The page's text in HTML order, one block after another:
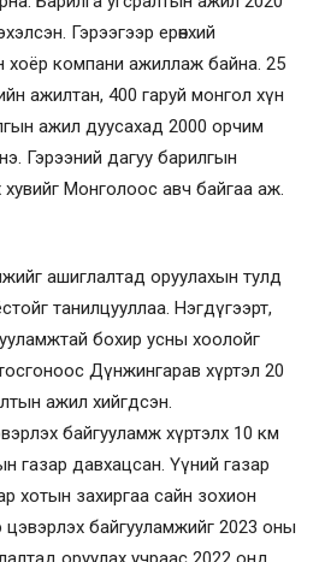
Гэрээгээр ерөнхий
хоёр компани ажиллаж байна. 25
ажилтан, 400 гаруй монгол хүн
ажил дуусахад 2000 орчим
Гэрээний дагуу барилгын
Монголоос авч байгаа аж.
ашиглалтад оруулахын тулд
танилцууллаа. Нэгдүгээрт,
бохир усны хоолойг
Дүнжингарав хүртэл 20
ажил хийгдсэн.
байгууламж хүртэлх 10 км
газар давхацсан. Үүний газар
хотын захиргаа сайн зохион
байгууламжийг 2023 оны